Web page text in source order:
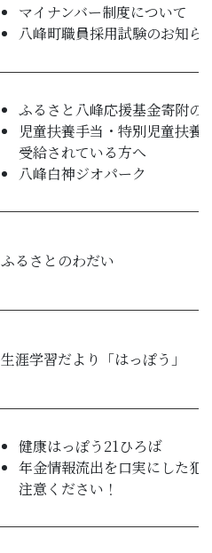
マイナンバー制度について
八峰町職員採用試験のお知ら
ふるさと八峰応援基金寄附の
児童扶養手当・特別児童扶養
受給されている方へ
八峰白神ジオパーク
ふるさとのわだい
生涯学習だより「はっぽう」
健康はっぽう21ひろば
年金情報流出を口実にした犯
注意ください！